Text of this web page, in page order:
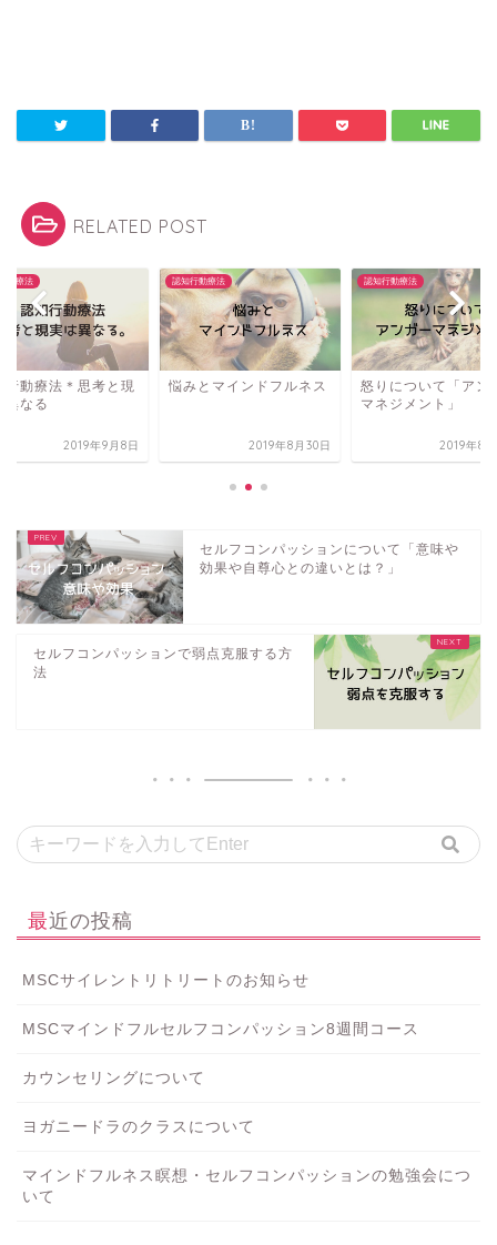
RELATED POST
現
認知行動療法
悩みとマインドフルネス
2019年8月30日
認知行動療法
怒りについて「アンガー
2019年8月29日
認知行動療法
認知行
実は異
セルフコンパッションについて「意味や
効果や自尊心との違いとは？」
セルフコンパッションで弱点克服する方
法
最近の投稿
MSCサイレントリトリートのお知らせ
MSCマインドフルセルフコンパッション8週間コース
カウンセリングについて
ヨガニードラのクラスについて
マインドフルネス瞑想・セルフコンパッションの勉強会につ
いて